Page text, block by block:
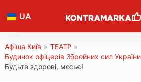
UA
Афіша Київ » ТЕАТР »
Будинок офіцерів Збройних сил України
Будьте здорові, мосьє!